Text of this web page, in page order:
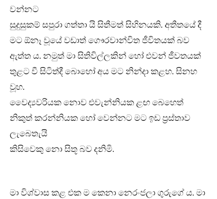
වන්නට
සුදුසුකම් සපුරා ගත්තා යි සිතීමත් සිහිනයකි. අතීතයේ දී
මට ඕනෑ වූයේ වඩාත් ගෞරවාන්විත ජීවිතයක් බව
ඇත්ත ය. නමුත් මා සිතිවිල්ලකින් හෝ එවන් ජීවතයක්
තුළට වී සිටිත්දී බොහෝ අය මට නින්දා කළහ. සිනහ
වූහ.
වෛද්‍යවරියක නොව එවැන්නියක ළඟ බෙහෙත්
නිකුත් කරන්නියක හෝ වෙන්නට මට ඉඩ ප්‍රස්තාව
ලැබෙතැයි
කිසිවෙකු නො සිතූ බව දනිමි.
මා විශ්වාස කළ එක ම කෙනා නෙරංජලා ගුරුගේ ය. මා